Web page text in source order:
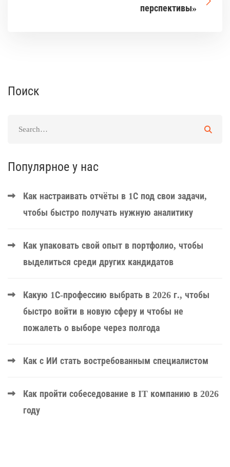
перспективы»
Поиск
Популярное у нас
Как настраивать отчёты в 1С под свои задачи,
чтобы быстро получать нужную аналитику
Как упаковать свой опыт в портфолио, чтобы
выделиться среди других кандидатов
Какую 1С-профессию выбрать в 2026 г., чтобы
быстро войти в новую сферу и чтобы не
пожалеть о выборе через полгода
Как с ИИ стать востребованным специалистом
Как пройти собеседование в IT компанию в 2026
году